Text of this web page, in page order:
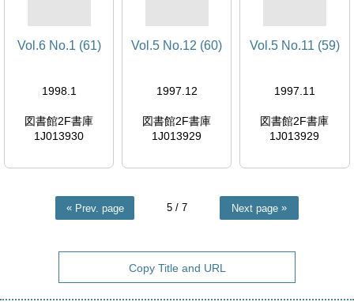
Vol.6 No.1 (61)
1998.1
図書館2F書庫
1J013930
Vol.5 No.12 (60)
1997.12
図書館2F書庫
1J013929
Vol.5 No.11 (59)
1997.11
図書館2F書庫
1J013929
Prev. page 5 / 7 Next page
Copy Title and URL